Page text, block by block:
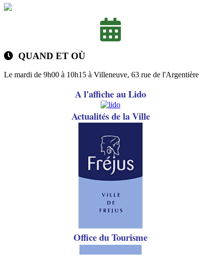
QUAND ET OÙ
Le mardi de 9h00 à 10h15 à Villeneuve, 63 rue de l'Argentière
A l'affiche au Lido
Actualités de la Ville
Office du Tourisme